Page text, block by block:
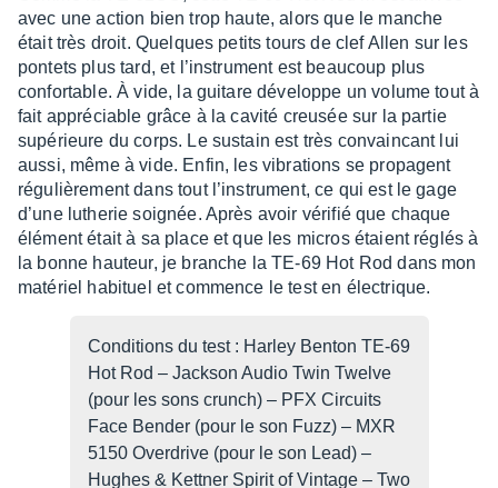
avec une action bien trop haute, alors que le manche
était très droit. Quelques petits tours de clef Allen sur les
pontets plus tard, et l’ins­tru­ment est beau­coup plus
confor­table. À vide, la guitare déve­loppe un volume tout à
fait appré­ciable grâce à la cavité creu­sée sur la partie
supé­rieure du corps. Le sustain est très convain­cant lui
aussi, même à vide. Enfin, les vibra­tions se propagent
régu­liè­re­ment dans tout l’ins­tru­ment, ce qui est le gage
d’une luthe­rie soignée. Après avoir véri­fié que chaque
élément était à sa place et que les micros étaient réglés à
la bonne hauteur, je branche la TE-69 Hot Rod dans mon
maté­riel habi­tuel et commence le test en élec­trique.
Condi­tions du test : Harley Benton TE-69
Hot Rod – Jack­son Audio Twin Twelve
(pour les sons crunch) – PFX Circuits
Face Bender (pour le son Fuzz) – MXR
5150 Over­drive (pour le son Lead) –
Hughes & Kett­ner Spirit of Vintage – Two